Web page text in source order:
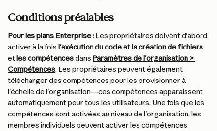
Conditions préalables
Pour les plans Enterprise : Les propriétaires doivent d'abord
activer à la fois l'exécution du code et la création de fichiers
et les compétences dans Paramètres de l'organisation >
Compétences. Les propriétaires peuvent également
télécharger des compétences pour les provisionner à
l'échelle de l'organisation—ces compétences apparaissent
automatiquement pour tous les utilisateurs. Une fois que les
compétences sont activées au niveau de l'organisation, les
membres individuels peuvent activer les compétences